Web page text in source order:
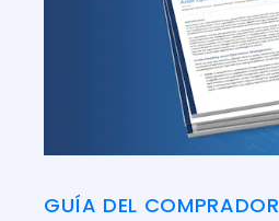
GUÍA DEL COMPRADOR